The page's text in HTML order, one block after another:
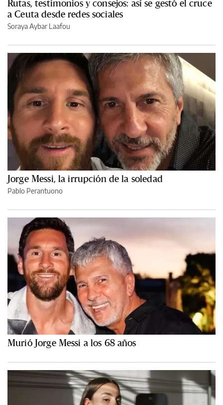
Rutas, testimonios y consejos: así se gestó el cruce
a Ceuta desde redes sociales
Soraya Aybar Laafou
Jorge Messi, la irrupción de la soledad
Pablo Perantuono
Murió Jorge Messi a los 68 años